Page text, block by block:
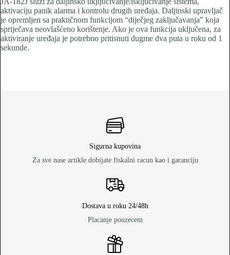
aktivaciju panik alarma i kontrolu drugih uređaja. Daljinski upravljač
je opremljen sa praktičnom funkcijom “diječjeg zaključavanja” koja
spriječava neovlašćeno korištenje. Ako je ova funkcija uključena, za
aktiviranje uređaja je potrebno pritisnuti dugme dva puta u roku od 1
sekunde.
Sigurna kupovina
Za sve nase artikle dobijate fiskalni racun kao i garanciju
Dostava u roku 24/48h
Placanje pouzecem